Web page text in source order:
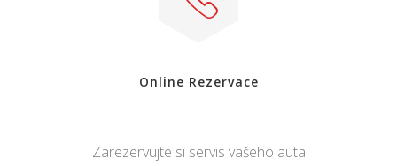
Online Rezervace
Zarezervujte si servis vašeho auta